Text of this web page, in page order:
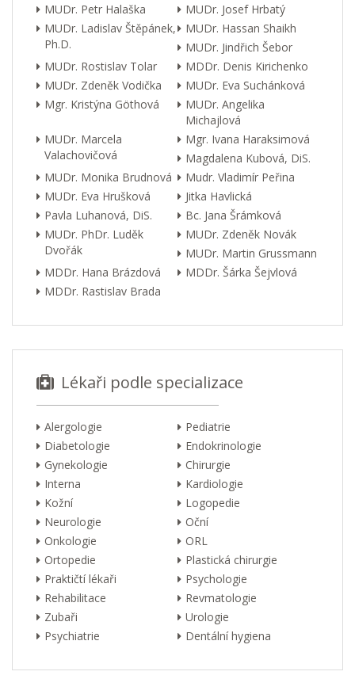
MUDr. Petr Halaška
MUDr. Josef Hrbatý
MUDr. Ladislav Štěpánek,
Ph.D.
MUDr. Hassan Shaikh
MUDr. Jindřich Šebor
MUDr. Rostislav Tolar
MDDr. Denis Kirichenko
MUDr. Zdeněk Vodička
MUDr. Eva Suchánková
Mgr. Kristýna Göthová
MUDr. Angelika
Michajlová
MUDr. Marcela
Valachovičová
Mgr. Ivana Haraksimová
Magdalena Kubová, DiS.
MUDr. Monika Brudnová
Mudr. Vladimír Peřina
MUDr. Eva Hrušková
Jitka Havlická
Pavla Luhanová, DiS.
Bc. Jana Šrámková
MUDr. PhDr. Luděk
Dvořák
MUDr. Zdeněk Novák
MUDr. Martin Grussmann
MDDr. Hana Brázdová
MDDr. Šárka Šejvlová
MDDr. Rastislav Brada
Lékaři podle specializace
Alergologie
Pediatrie
Diabetologie
Endokrinologie
Gynekologie
Chirurgie
Interna
Kardiologie
Kožní
Logopedie
Neurologie
Oční
Onkologie
ORL
Ortopedie
Plastická chirurgie
Praktičtí lékaři
Psychologie
Rehabilitace
Revmatologie
Zubaři
Urologie
Psychiatrie
Dentální hygiena